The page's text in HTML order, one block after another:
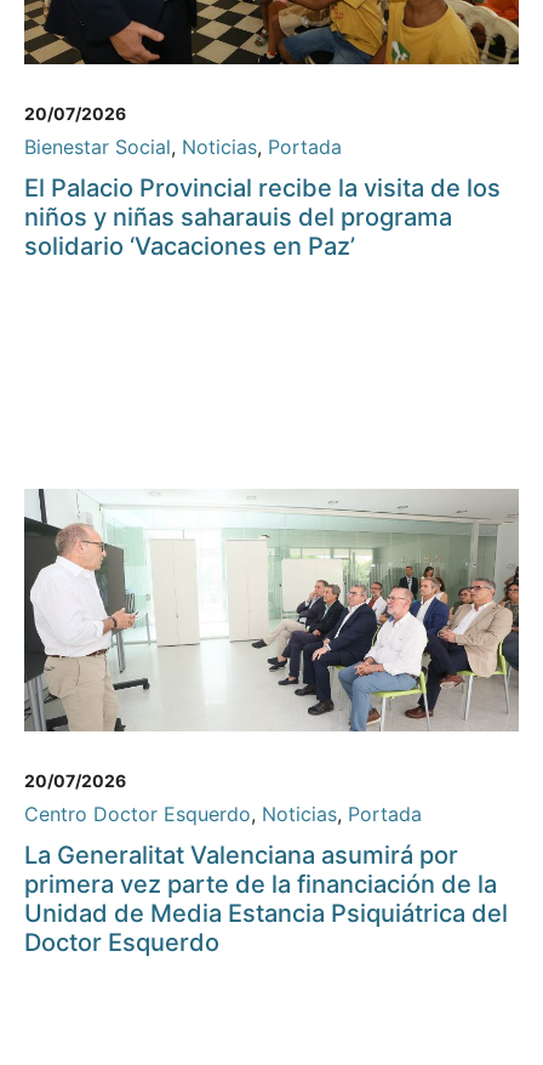
20/07/2026
Bienestar Social, Noticias, Portada
El Palacio Provincial recibe la visita de los
niños y niñas saharauis del programa
solidario ‘Vacaciones en Paz’
20/07/2026
Centro Doctor Esquerdo, Noticias, Portada
La Generalitat Valenciana asumirá por
primera vez parte de la financiación de la
Unidad de Media Estancia Psiquiátrica del
Doctor Esquerdo